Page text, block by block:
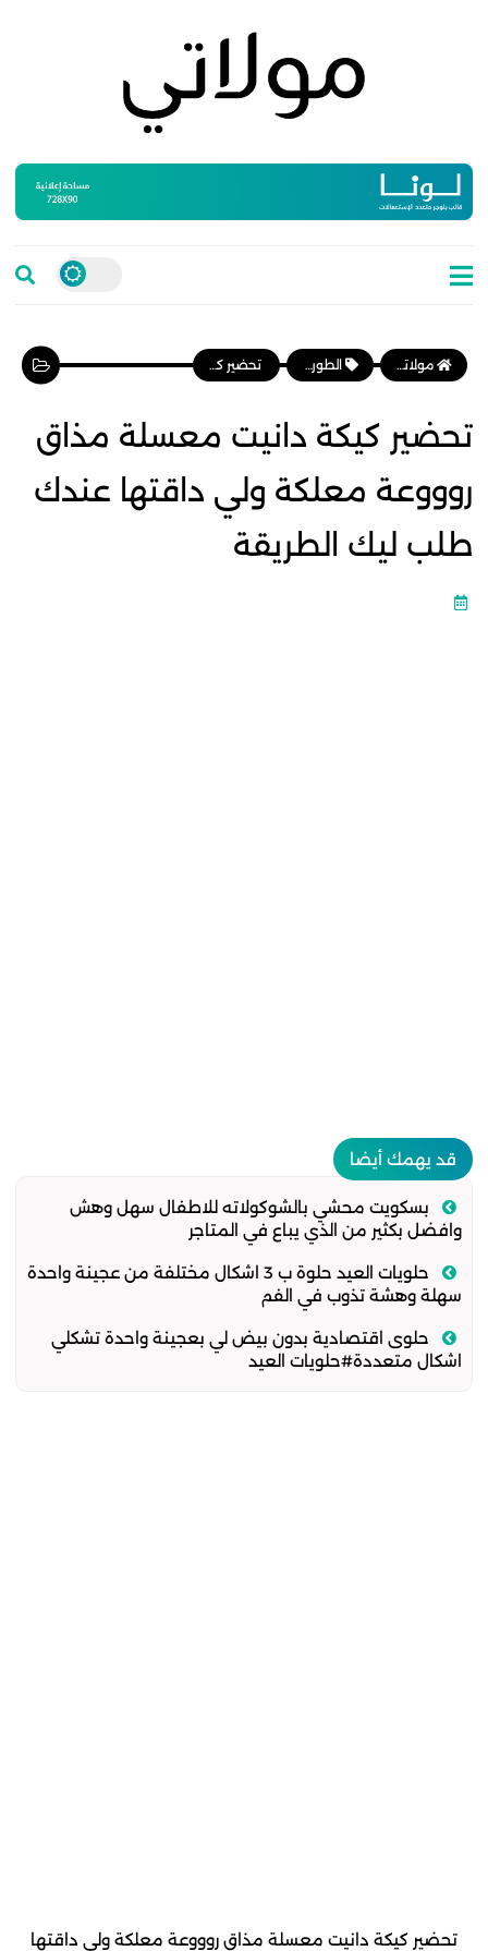
مولاتي موقع نسائي مغربي يهتم بالمرأة المغربية، وأخبار الأسرة و المجتمع الطورطات والكيك تحضير كيكة دانيت معسلة مذاق روووعة معلكة ولي داقتها عندك طلب ليك الطريقة
تحضير كيكة دانيت معسلة مذاق
روووعة معلكة ولي داقتها عندك
طلب ليك الطريقة
قد يهمك أيضا
بسكويت محشي بالشوكولاته للاطفال سهل وهش
وافضل بكثير من الذي يباع في المتاجر
حلويات العيد حلوة ب 3 اشكال مختلفة من عجينة واحدة
سهلة وهشة تذوب في الفم
حلوى اقتصادية بدون بيض لي بعجينة واحدة تشكلي
اشكال متعددة#حلويات العيد
تحضير كيكة دانيت معسلة مذاق روووعة معلكة ولي داقتها